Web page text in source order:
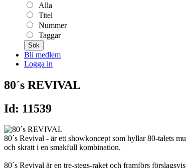
Alla
Titel
Nummer
Taggar
Sök
Bli medlem
Logga in
80´s REVIVAL
Id: 11539
80´s Revival - är ett showkoncept som hyllar 80-talets
och skratt i en smakfull kombination.
80´s Revival är en tre-stegs-raket och framförs